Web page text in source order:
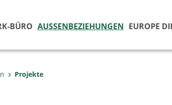
BÜRO AUSSENBEZIEHUNGEN EUROPE
Projekte